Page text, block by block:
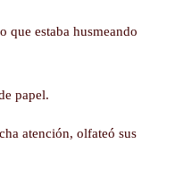
que estaba husmeando
papel.
atención, olfateó sus